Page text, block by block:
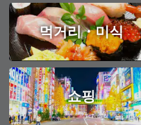
먹거리・미식
쇼핑